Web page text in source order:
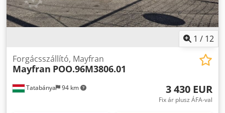
1 / 12
Tatabánya 94 km
Forgácsszállító, Mayfran
Mayfran POO.96M3806.01
3 430 EUR
Fix ár plusz ÁFA-val